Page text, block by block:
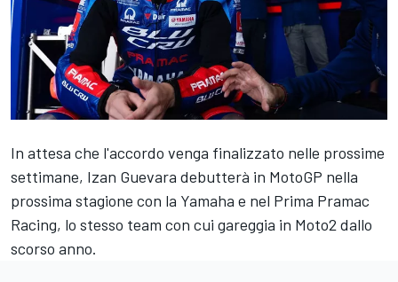
In attesa che l'accordo venga finalizzato nelle prossime
settimane, Izan Guevara debutterà in MotoGP nella
prossima stagione con la Yamaha e nel Prima Pramac
Racing, lo stesso team con cui gareggia in Moto2 dallo
scorso anno.